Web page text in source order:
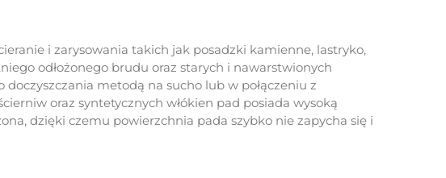
i zarysowania takich jak posadzki kamienne, lastryko,
odłożonego brudu oraz starych i nawarstwionych
metodą na sucho lub w połączeniu z
oraz syntetycznych włókien pad posiada wysoką
dzięki czemu powierzchnia pada szybko nie zapycha się i